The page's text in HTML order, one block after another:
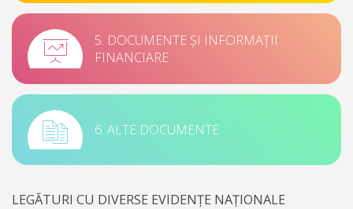
5. DOCUMENTE ȘI INFORMAȚII
FINANCIARE
6. ALTE DOCUMENTE
LEGĂTURI CU DIVERSE EVIDENȚE NAȚIONALE